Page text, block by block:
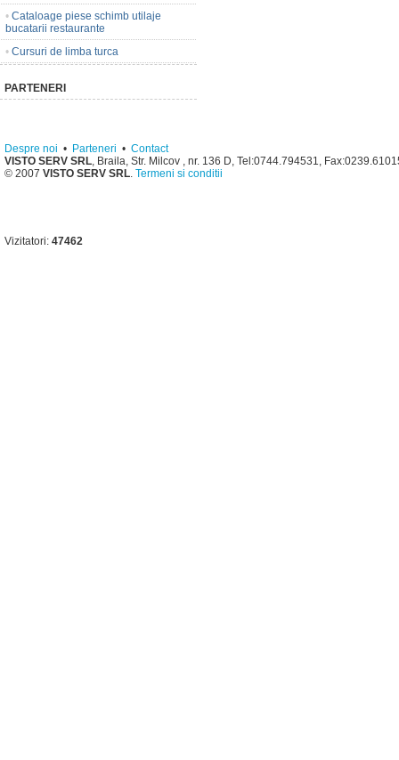
• Cataloage piese schimb utilaje
bucatarii restaurante
• Cursuri de limba turca
PARTENERI
Despre noi • Parteneri • Contact
VISTO SERV SRL, Braila, Str. Milcov , nr. 136 D, Tel:0744.794531,
© 2007 VISTO SERV SRL. Termeni si conditii
Vizitatori: 47462